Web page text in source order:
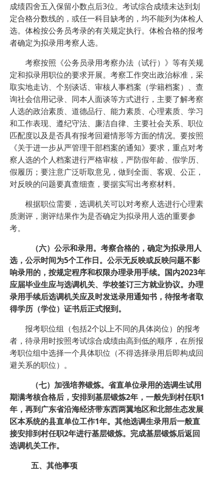
成绩四舍五入保留小数点后3位。考试综合成绩未达到划
定合格分数线的，或任一科目缺考的，均不能列为体检人
选。体检按公务员考录的有关规定执行。体检合格的报考
者确定为拟录用考察人选。
考察按照《公务员录用考察办法（试行）》等有关规
定和拟录用职位的要求开展。考察工作突出政治标准，采
取实地走访、个别谈话、审核人事档案（学籍档案）、查
询社会信用记录、同本人面谈等方式进行，主要了解考察
人选的政治素质、道德品行、能力素质、心理素质、学习
和工作表现、遵纪守法、廉洁自律、主要社会关系、职位
匹配度以及是否具有报考回避情形等方面的情况。要按照
《关于进一步从严管理干部档案的通知》要求，重点对考
察人选的个人档案进行严格审核，严防假年龄、假学历、
假履历；要注意广泛听取意见，做到全面、客观、公正，
对反映的问题要真查细查，要据实写出考察材料。
根据职位需要，选调机关可以对考察人选进行心理素
质测评，测评结果作为是否确定为拟录用人选的重要参
考。
（六）公示和录用。考察合格的，确定为拟录用人
选，公示时间为5个工作日。公示无反映或反映问题不影
响录用的，按规定程序和权限办理录用手续。国内2023年
应届毕业生应与选调机关、学校签订三方就业协议。办理
录用手续后选调机关应及时发送录用通知书，待报考者取
得学历（学位）证书后正式报到。
报考职位组（包括2个以上不同的具体岗位）的报考
者，待录用时按照考试综合成绩由高到低的顺序，在所报
考职位组中选择一个具体职位（不得选择录用后即构成回
避关系的职位）。
（七）加强培养锻炼。省直单位录用的选调生试用
期满考核合格后，安排到基层锻炼2年，一般先到村任职1
年，再到广东省沿海经济带东西两翼地区和北部生态发展
区本系统的县直单位工作1年。其他选调生录用后一般直
接安排到村任职2年进行基层锻炼。完成基层锻炼后返回
选调机关工作。
五、其他事项